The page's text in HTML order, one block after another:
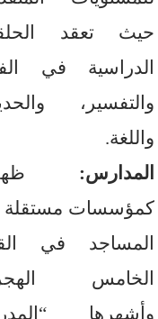
تعقد الحلقات
في الفقه،
والحديث،
ظهرت
مستقلة عن
في القرن
الهجري،
“المدرسة